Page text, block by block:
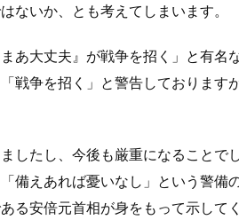
ないか、とも考えてしまいます。
あ大丈夫』が戦争を招く」と有名
戦争を招く」と警告しております
したし、今後も厳重になることで
備えあれば憂いなし」という警備
る安倍元首相が身をもって示して